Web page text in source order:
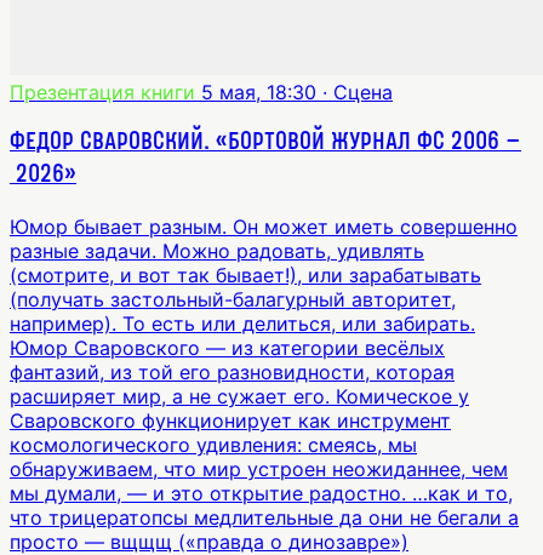
Презентация книги 5 мая, 18:30 · Сцена
Федор Сваровский. «Бортовой журнал ФС 2006 –
2026»
Юмор бывает разным. Он может иметь совершенно
разные задачи. Можно радовать, удивлять
(смотрите, и вот так бывает!), или зарабатывать
(получать застольный-балагурный авторитет,
например). То есть или делиться, или забирать.
Юмор Сваровского — из категории весёлых
фантазий, из той его разновидности, которая
расширяет мир, а не сужает его. Комическое у
Сваровского функционирует как инструмент
космологического удивления: смеясь, мы
обнаруживаем, что мир устроен неожиданнее, чем
мы думали, — и это открытие радостно. …как и то,
что трицератопсы медлительные да они не бегали а
просто — вщщщ («правда о динозавре»)